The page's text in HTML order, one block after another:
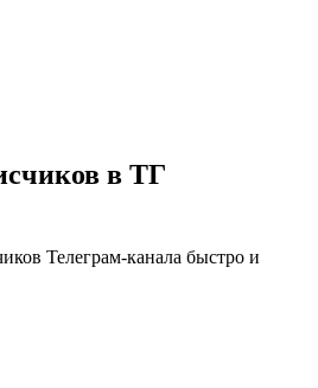
в ТГ
Телеграм-канала быстро и